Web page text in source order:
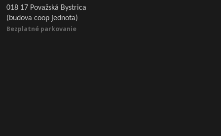
018 17 Považská Bystrica
(budova coop jednota)
Bezplatné parkovanie